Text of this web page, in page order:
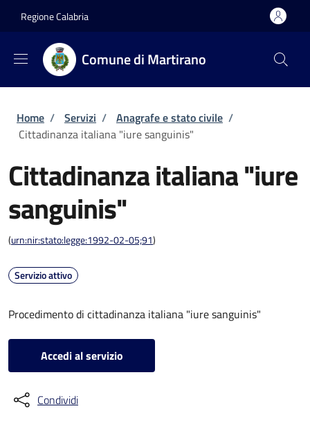
Regione Calabria
Comune di Martirano
Briciole di pane
Home / Servizi / Anagrafe e stato civile /
Cittadinanza italiana "iure sanguinis"
Cittadinanza italiana "iure
sanguinis"
(urn:nir:stato:legge:1992-02-05;91)
Servizio attivo
Procedimento di cittadinanza italiana "iure sanguinis"
Accedi al servizio
Condividi